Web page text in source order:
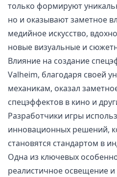
только формируют
но и оказывают заметное
медийное искусство,
новые визуальные и
Влияние на создание
Valheim, благодаря своей
механикам, оказал
спецэффектов в кино и
Разработчики игры
инновационных решений,
становятся стандартом в
Одна из ключевых
реалистичное освещение и